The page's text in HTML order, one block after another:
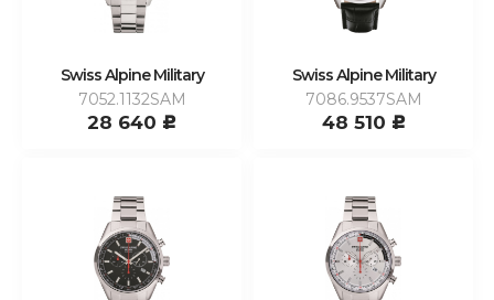
Swiss Alpine Military
7052.1132SAM
28 640 c
Swiss Alpine Military
7086.9537SAM
48 510 c